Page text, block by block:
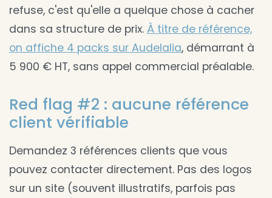
refuse, c'est qu'elle a quelque chose à cacher
dans sa structure de prix. À titre de référence,
on affiche 4 packs sur Audelalia, démarrant à
5 900 € HT, sans appel commercial préalable.
Red flag #2 : aucune référence
client vérifiable
Demandez 3 références clients que vous
pouvez contacter directement. Pas des logos
sur un site (souvent illustratifs, parfois pas